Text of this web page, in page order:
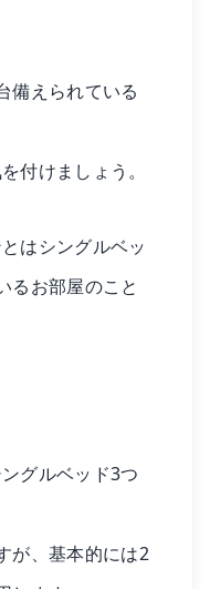
備えられている
付けましょう。
はシングルベッ
るお部屋のこと
グルベッド3つ
が、基本的には2